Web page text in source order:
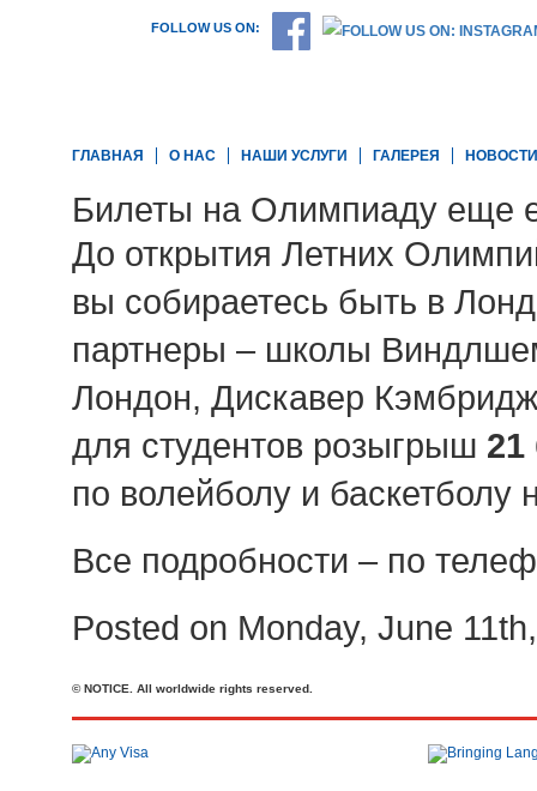
FOLLOW US ON:
ГЛАВНАЯ О НАС НАШИ УСЛУГИ ГАЛЕРЕЯ НОВОСТИ
Билеты на Олимпиаду еще
До открытия Летних
вы собираетесь быть в
партнеры – школы
Лондон, Дискавер
для студентов розыгрыш 21
по волейболу и баскетболу
Все подробности – по
Posted on Monday, June
© NOTICE. All worldwide rights reserved.